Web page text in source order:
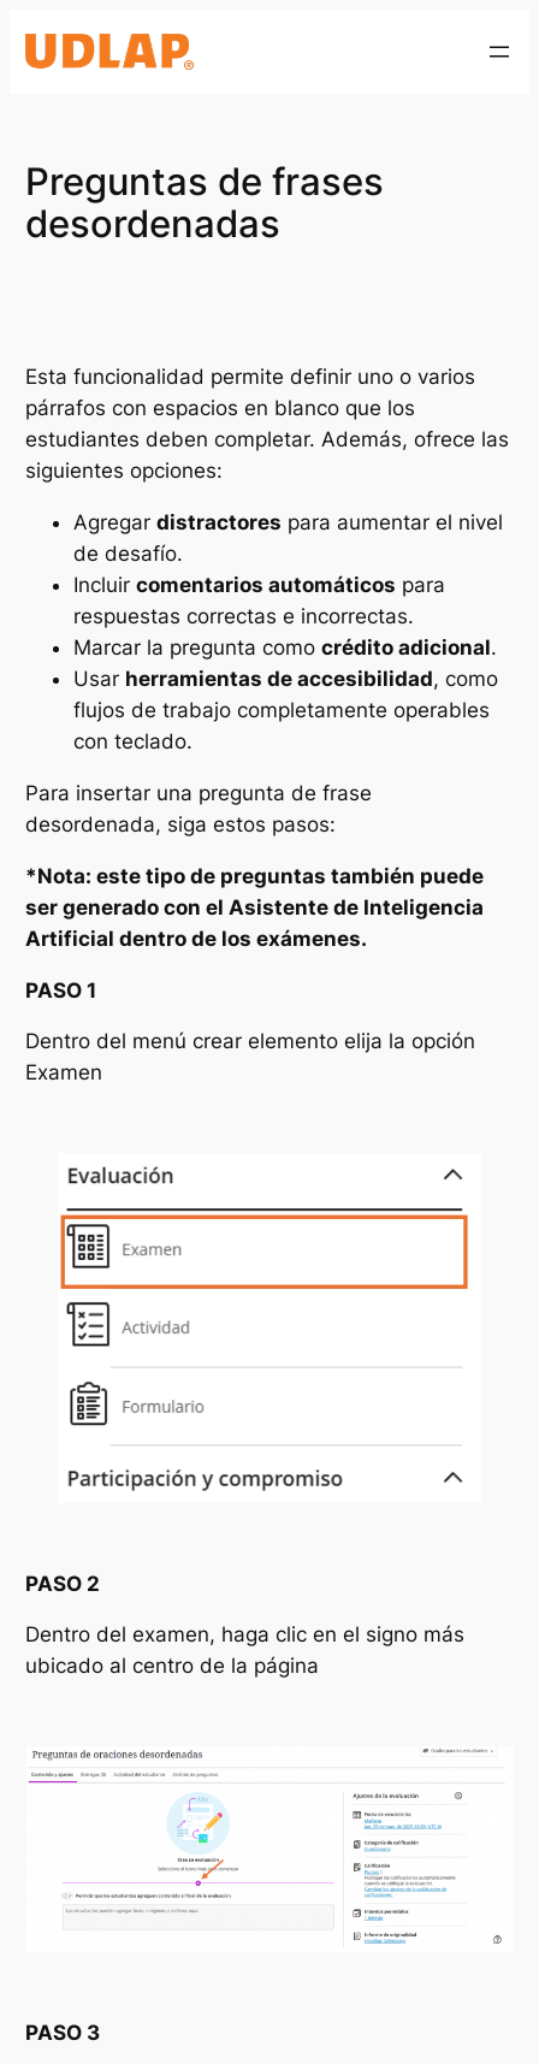
Preguntas de frases
desordenadas
Esta funcionalidad permite definir uno o varios
párrafos con espacios en blanco que los
estudiantes deben completar. Además, ofrece las
siguientes opciones:
Agregardistractores para aumentar el nivel
de desafío.
Incluircomentarios automáticos para
respuestas correctas e incorrectas.
Marcar la pregunta comocrédito adicional.
Usar herramientas de accesibilidad, como
flujos de trabajo completamente operables
con teclado.
Para insertar una pregunta de frase
desordenada, siga estos pasos:
*Nota: este tipo de preguntas también puede
ser generado con el Asistente de Inteligencia
Artificialdentro de los exámenes.
PASO 1
Dentro del menú crear elemento elija la opción
Examen
PASO 2
Dentro del examen, haga clic en el signo más
ubicado al centro de la página
PASO 3